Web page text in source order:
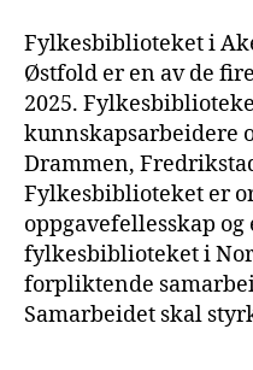
Fylkesbiblioteket i
Østfold er en av de
2025.
kunnskapsarbeidere
Drammen,
Fylkesbiblioteket er
oppgavefellesskap og
fylkesbiblioteket i
forpliktende
Samarbeidet skal